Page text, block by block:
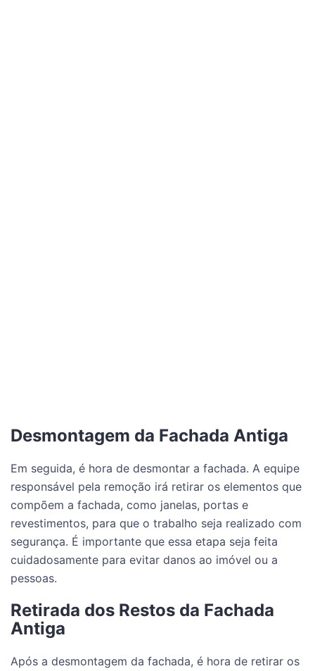
Desmontagem da Fachada Antiga
Em seguida, é hora de desmontar a fachada. A equipe
responsável pela remoção irá retirar os elementos que
compõem a fachada, como janelas, portas e
revestimentos, para que o trabalho seja realizado com
segurança. É importante que essa etapa seja feita
cuidadosamente para evitar danos ao imóvel ou a
pessoas.
Retirada dos Restos da Fachada
Antiga
Após a desmontagem da fachada, é hora de retirar os